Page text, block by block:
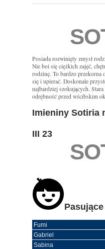
Posiada rozwinięty zmysł
Nie boi się ciężkich zajęć,
rodzinę. To bardzo przekorna
się i upierać. Doskonale
najbardziej szokujących.
odrębność przed wścibskim
Imieniny Sotiria
III 23
Fumi
Gabriel
Sabina